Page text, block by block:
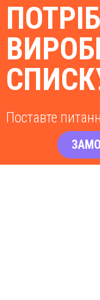
Поставте